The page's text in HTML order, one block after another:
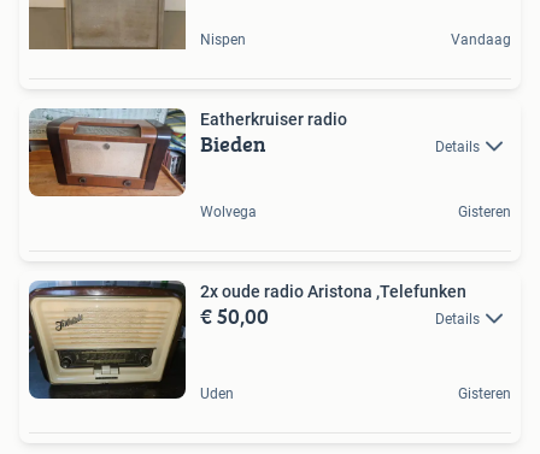
Nispen Vandaag
Eatherkruiser radio
Bieden Details
Wolvega Gisteren
2x oude radio Aristona ,Telefunken
€ 50,00 Details
Uden Gisteren